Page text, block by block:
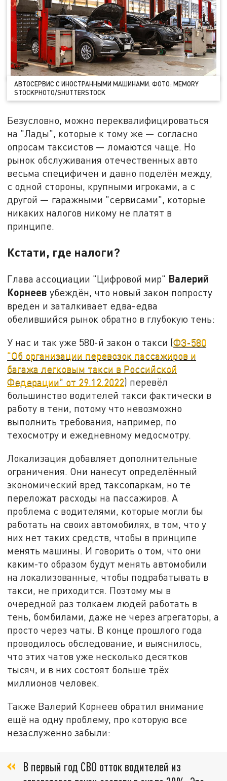
АВТОСЕРВИС С ИНОСТРАННЫМИ МАШИНАМИ. ФОТО: MEMORY
STOCKPHOTO/SHUTTERSTOCK
Безусловно, можно переквалифицироваться
на "Лады", которые к тому же — согласно
опросам таксистов — ломаются чаще. Но
рынок обслуживания отечественных авто
весьма специфичен и давно поделён между,
с одной стороны, крупными игроками, а с
другой — гаражными "сервисами", которые
никаких налогов никому не платят в
принципе.
Кстати, где налоги?
Глава ассоциации "Цифровой мир" Валерий
Корнеев убеждён, что новый закон попросту
вреден и заталкивает едва-едва
обелившийся рынок обратно в глубокую тень:
У нас и так уже 580-й закон о такси (ФЗ-580
"Об организации перевозок пассажиров и
багажа легковым такси в Российской
Федерации" от 29.12.2022) перевёл
большинство водителей такси фактически в
работу в тени, потому что невозможно
выполнить требования, например, по
техосмотру и ежедневному медосмотру.
Локализация добавляет дополнительные
ограничения. Они нанесут определённый
экономический вред таксопаркам, но те
переложат расходы на пассажиров. А
проблема с водителями, которые могли бы
работать на своих автомобилях, в том, что у
них нет таких средств, чтобы в принципе
менять машины. И говорить о том, что они
каким-то образом будут менять автомобили
на локализованные, чтобы подрабатывать в
такси, не приходится. Поэтому мы в
очередной раз толкаем людей работать в
тень, бомбилами, даже не через агрегаторы, а
просто через чаты. В конце прошлого года
проводилось обследование, и выяснилось,
что этих чатов уже несколько десятков
тысяч, и в них состоят больше трёх
миллионов человек.
Также Валерий Корнеев обратил внимание
ещё на одну проблему, про которую все
незаслуженно забыли:
В первый год СВО отток водителей из